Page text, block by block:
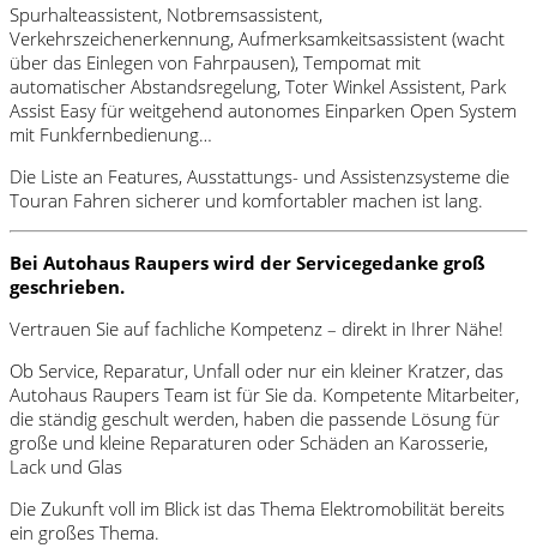
Spurhalteassistent, Notbremsassistent,
Verkehrszeichenerkennung, Aufmerksamkeitsassistent (wacht
über das Einlegen von Fahrpausen), Tempomat mit
automatischer Abstandsregelung, Toter Winkel Assistent, Park
Assist Easy für weitgehend autonomes Einparken Open System
mit Funkfernbedienung…
Die Liste an Features, Ausstattungs- und Assistenzsysteme die
Touran Fahren sicherer und komfortabler machen ist lang.
Bei Autohaus Raupers wird der Servicegedanke groß
geschrieben.
Vertrauen Sie auf fachliche Kompetenz – direkt in Ihrer Nähe!
Ob Service, Reparatur, Unfall oder nur ein kleiner Kratzer, das
Autohaus Raupers Team ist für Sie da. Kompetente Mitarbeiter,
die ständig geschult werden, haben die passende Lösung für
große und kleine Reparaturen oder Schäden an Karosserie,
Lack und Glas
Die Zukunft voll im Blick ist das Thema Elektromobilität bereits
ein großes Thema.